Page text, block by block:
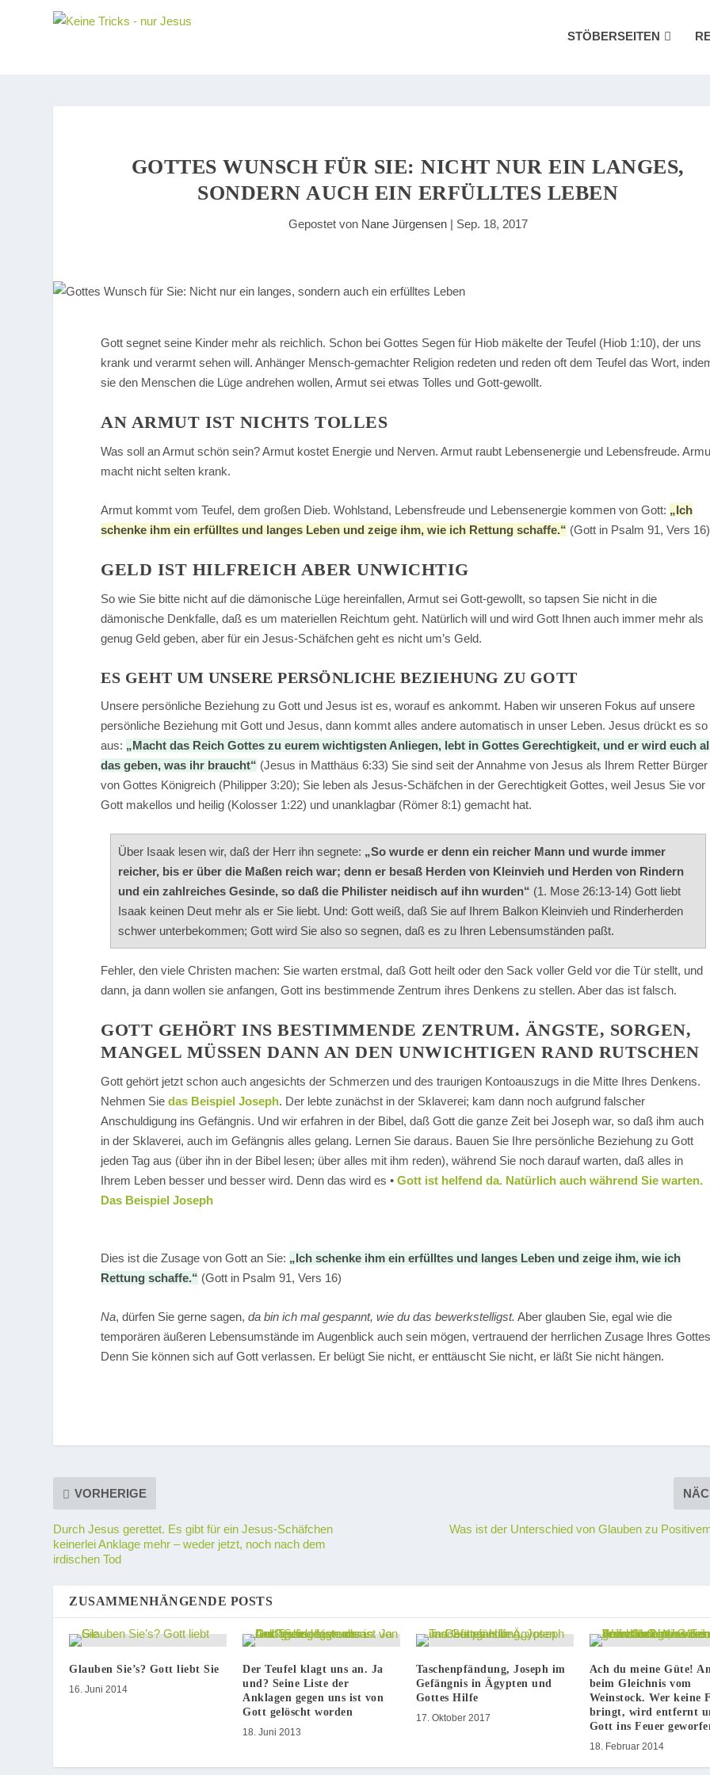
STÖBERSEITEN
GOTTES WUNSCH FÜR SIE: NICHT NUR EIN LANGES,
SONDERN AUCH EIN ERFÜLLTES LEBEN
Gepostet von Nane Jürgensen| Sep. 18, 2017
Gott segnet seine Kinder mehr als reichlich. Schon bei Gottes Segen für Hiob mäkelte der Teufel (Hiob 1:10), der uns
krank und verarmt sehen will. Anhänger Mensch-gemachter Religion redeten und reden oft dem Teufel das Wort,
sie den Menschen die Lüge andrehen wollen, Armut sei etwas Tolles und Gott-gewollt.
AN ARMUT IST NICHTS TOLLES
Was soll an Armut schön sein? Armut kostet Energie und Nerven. Armut raubt Lebensenergie und Lebensfreude.
macht nicht selten krank.
Armut kommt vom Teufel, dem großen Dieb. Wohlstand, Lebensfreude und Lebensenergie kommen von Gott: „Ich
schenke ihm ein erfülltes und langes Leben und zeige ihm, wie ich Rettung schaffe.“ (Gott in Psalm 91, Vers 16)
GELD IST HILFREICH ABER UNWICHTIG
So wie Sie bitte nicht auf die dämonische Lüge hereinfallen, Armut sei Gott-gewollt, so tapsen Sie nicht in die
dämonische Denkfalle, daß es um materiellen Reichtum geht. Natürlich will und wird Gott Ihnen auch immer mehr als
genug Geld geben, aber für ein Jesus-Schäfchen geht es nicht um’s Geld.
ES GEHT UM UNSERE PERSÖNLICHE BEZIEHUNG ZU GOTT
Unsere persönliche Beziehung zu Gott und Jesus ist es, worauf es ankommt. Haben wir unseren Fokus auf unsere
persönliche Beziehung mit Gott und Jesus, dann kommt alles andere automatisch in unser Leben. Jesus drückt es so
aus: „Macht das Reich Gottes zu eurem wichtigsten Anliegen, lebt in Gottes Gerechtigkeit, und er wird euch
das geben, was ihr braucht“ (Jesus in Matthäus 6:33) Sie sind seit der Annahme von Jesus als Ihrem Retter Bürger
von Gottes Königreich (Philipper 3:20); Sie leben als Jesus-Schäfchen in der Gerechtigkeit Gottes, weil Jesus Sie vor
Gott makellos und heilig (Kolosser 1:22) und unanklagbar (Römer 8:1) gemacht hat.
Über Isaak lesen wir, daß der Herr ihn segnete: „So wurde er denn ein reicher Mann und wurde immer
reicher, bis er über die Maßen reich war; denn er besaß Herden von Kleinvieh und Herden von Rindern
und ein zahlreiches Gesinde, so daß die Philister neidisch auf ihn wurden“ (1. Mose 26:13-14) Gott liebt
Isaak keinen Deut mehr als er Sie liebt. Und: Gott weiß, daß Sie auf Ihrem Balkon Kleinvieh und Rinderherden
schwer unterbekommen; Gott wird Sie also so segnen, daß es zu Ihren Lebensumständen paßt.
Fehler, den viele Christen machen: Sie warten erstmal, daß Gott heilt oder den Sack voller Geld vor die Tür stellt, und
dann, ja dann wollen sie anfangen, Gott ins bestimmende Zentrum ihres Denkens zu stellen. Aber das ist falsch.
GOTT GEHÖRT INS BESTIMMENDE ZENTRUM. ÄNGSTE, SORGEN,
MANGEL MÜSSEN DANN AN DEN UNWICHTIGEN RAND RUTSCHEN
Gott gehört jetzt schon auch angesichts der Schmerzen und des traurigen Kontoauszugs in die Mitte Ihres Denkens.
Nehmen Siedas Beispiel Joseph. Der lebte zunächst in der Sklaverei; kam dann noch aufgrund falscher
Anschuldigung ins Gefängnis. Und wir erfahren in der Bibel, daß Gott die ganze Zeit bei Joseph war, so daß ihm auch
in der Sklaverei, auch im Gefängnis alles gelang. Lernen Sie daraus. Bauen Sie Ihre persönliche Beziehung zu Gott
jeden Tag aus (über ihn in der Bibel lesen; über alles mit ihm reden), während Sie noch darauf warten, daß alles in
Ihrem Leben besser und besser wird. Denn das wird es •Gott ist helfend da. Natürlich auch während Sie warten.
Das Beispiel Joseph
Dies ist die Zusage von Gott an Sie: „Ich schenke ihm ein erfülltes und langes Leben und zeige ihm, wie ich
Rettung schaffe.“ (Gott in Psalm 91, Vers 16)
Na, dürfen Sie gerne sagen,da bin ich mal gespannt, wie du das bewerkstelligst. Aber glauben Sie, egal wie die
temporären äußeren Lebensumstände im Augenblick auch sein mögen, vertrauend der herrlichen Zusage Ihres
Denn Sie können sich auf Gott verlassen. Er belügt Sie nicht, er enttäuscht Sie nicht, er läßt Sie nicht hängen.
VORHERIGE
Durch Jesus gerettet. Es gibt für ein Jesus-Schäfchen
keinerlei Anklage mehr – weder jetzt, noch nach dem
irdischen Tod
Was ist der Unterschied von Glauben zu
ZUSAMMENHÄNGENDE POSTS
Glauben Sie’s? Gott liebt Sie
16. Juni 2014
Der Teufel klagt uns an. Ja
und? Seine Liste der
Anklagen gegen uns ist von
Gott gelöscht worden
18. Juni 2013
Taschenpfändung, Joseph im
Gefängnis in Ägypten und
Gottes Hilfe
17. Oktober 2017
Ach du meine Güte!
beim Gleichnis vom
Weinstock. Wer keine
bringt, wird entfernt
Gott ins Feuer
18. Februar 2014